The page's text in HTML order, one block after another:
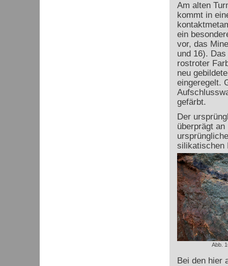
Am alten
kommt in
ein
vor, das
und 16).
rostroter
neu
eingeregelt.
gefärbt.
Der
überprägt
silikatischen
Abb.
Bei den hier